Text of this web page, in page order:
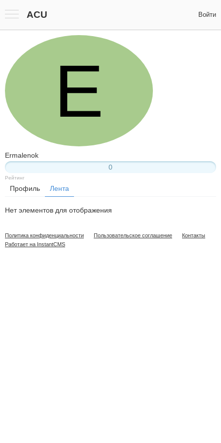
ACU Войти
E
Ermalenok
0
Рейтинг
Профиль Лента
Нет элементов для отображения
Политика конфиденциальности Пользовательское соглашение
Контакты
Работает на InstantCMS